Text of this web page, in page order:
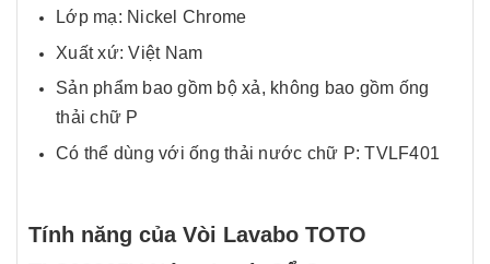
Lớp mạ: Nickel Chrome
Xuất xứ: Việt Nam
Sản phẩm bao gồm bộ xả, không bao gồm ống
thải chữ P
Có thể dùng với ống thải nước chữ P: TVLF401
Tính năng của Vòi Lavabo TOTO